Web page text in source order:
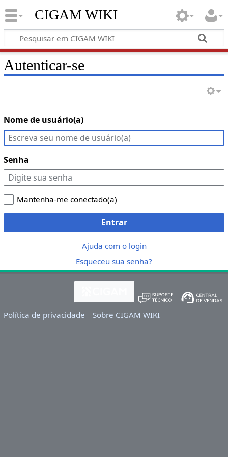
CIGAM WIKI
Autenticar-se
Nome de usuário(a)
Senha
Mantenha-me conectado(a)
Entrar
Ajuda com o login
Esqueceu sua senha?
Política de privacidade Sobre CIGAM WIKI